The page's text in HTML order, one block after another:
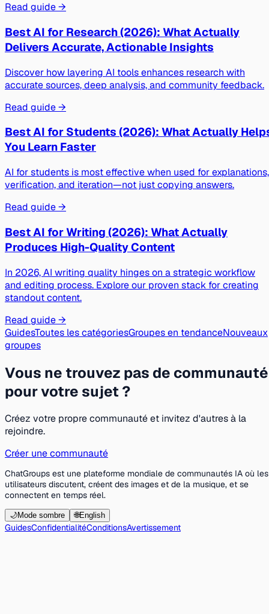
Read guide →
Best AI for Research (2026): What Actually
Delivers Accurate, Actionable Insights
Discover how layering AI tools enhances research with
accurate sources, deep analysis, and community feedback.
Read guide →
Best AI for Students (2026): What Actually
You Learn Faster
AI for students is most effective when used for explanations,
verification, and iteration—not just copying answers.
Read guide →
Best AI for Writing (2026): What Actually
Produces High-Quality Content
In 2026, AI writing quality hinges on a strategic workflow
and editing process. Explore our proven stack for creating
standout content.
Read guide →
GuidesToutes les catégoriesGroupes en tendanceNouveaux
groupes
Vous ne trouvez pas de communauté
pour votre sujet ?
Créez votre propre communauté et invitez d'autres à la
rejoindre.
Créer une communauté
ChatGroups est une plateforme mondiale de communautés IA où les
utilisateurs discutent, créent des images et de la musique, et se
connectent en temps réel.
🌙Mode sombre 🌐English
GuidesConfidentialitéConditionsAvertissement